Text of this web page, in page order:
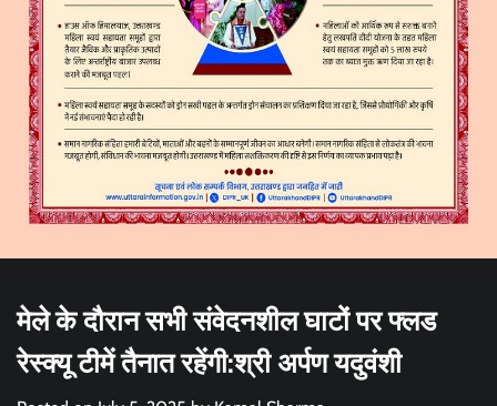
मेले के दौरान सभी संवेदनशील घाटों पर फ्लड
रेस्क्यू टीमें तैनात रहेंगी:श्री अर्पण यदुवंशी